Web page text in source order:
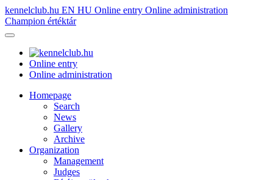
kennelclub.hu EN HU Online entry Online administration
Champion értéktár
Online entry
Online administration
Homepage
Search
News
Gallery
Archive
Organization
Management
Judges